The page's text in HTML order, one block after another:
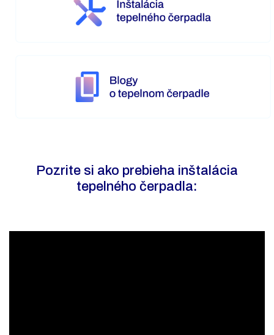
Pozrite si ako prebieha inštalácia
tepelného čerpadla: